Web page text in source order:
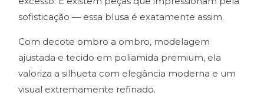
sofisticação — essa blusa é exatamente assim.
Com decote ombro a ombro, modelagem
ajustada e tecido em poliamida premium, ela
valoriza a silhueta com elegância moderna e um
visual extremamente refinado.